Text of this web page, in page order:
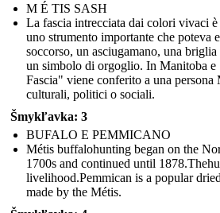
M É TIS SASH
La fascia intrecciata dai colori vivaci
uno strumento importante che poteva
soccorso, un asciugamano, una
un simbolo di orgoglio. In Manitoba
Fascia" viene conferito a una persona
culturali, politici o sociali.
Šmykľavka: 3
BUFALO E PEMMICANO
Métis buffalohunting began on the
1700s and continued until
livelihood.Pemmican is a popular
made by the Métis.